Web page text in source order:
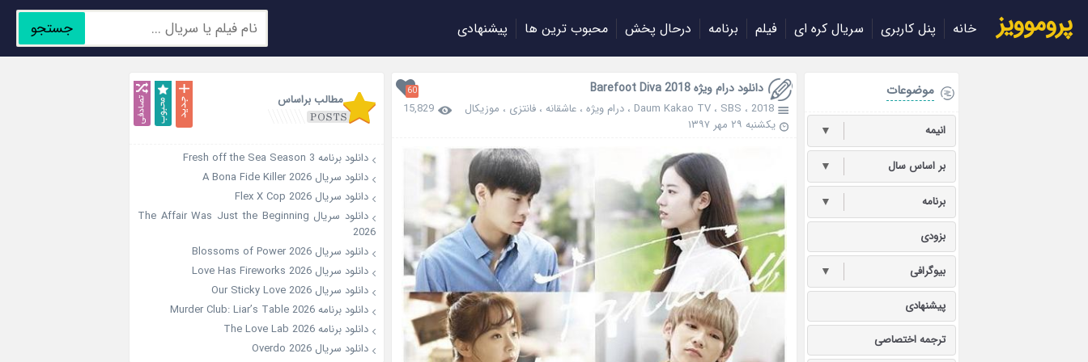
پروموویز خانه پنل کاربری سریال کره ای فیلم برنامه درحال پخش محبوب ترین ها پیشنهادی جستجو
دانلود درام ویژه Barefoot Diva 2018 60
2018 ، Daum Kakao TV ، SBS ، درام ویژه ، عاشقانه ، فانتزی ، موزیکال
15,829
یکشنبه ۲۹ مهر ۱۳۹۷
موضوعات
انیمه ▼
بر اساس سال ▼
برنامه ▼
بزودی
بیوگرافی ▼
پیشنهادی
ترجمه اختصاصی
مطالب براساس
دانلود برنامه Fresh off the Sea Season 3
دانلود سریال A Bona Fide Killer 2026
دانلود سریال Flex X Cop 2026
دانلود سریال The Affair Was Just the Beginning
2026
دانلود سریال Blossoms of Power 2026
دانلود سریال Love Has Fireworks 2026
دانلود سریال Our Sticky Love 2026
دانلود برنامه Murder Club: Liar’s Table 2026
دانلود برنامه The Love Lab 2026
دانلود سریال Overdo 2026